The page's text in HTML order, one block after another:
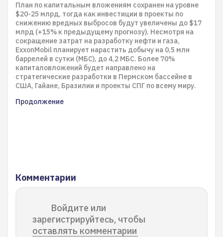
План по капитальным вложениям сохранен на уровне
$20-25 млрд, тогда как инвестиции в проекты по
снижению вредных выбросов будут увеличены до $17
млрд (+15% к предыдущему прогнозу). Несмотря на
сокращение затрат на разработку нефти и газа,
ExxonMobil планирует нарастить добычу на 0,5 млн
баррелей в сутки (МБС), до 4,2 МБС. Более 70%
капиталовложений будет направлено на
стратегические разработки в Пермском бассейне в
США, Гайане, Бразилии и проекты СПГ по всему миру.
Продолжение
Комментарии
Войдите или
зарегистрируйтесь, чтобы
оставлять комментарии